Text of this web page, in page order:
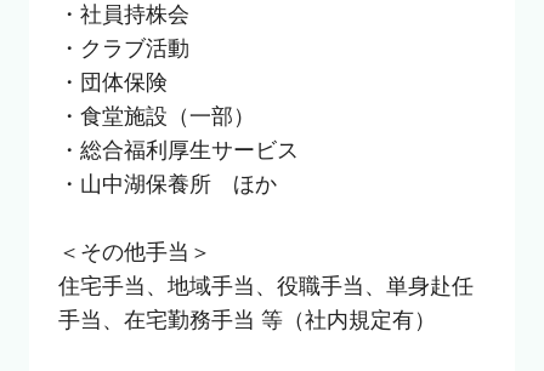
・社員持株会
・クラブ活動
・団体保険
・食堂施設（一部）
・総合福利厚生サービス
・山中湖保養所　ほか
＜その他手当＞
住宅手当、地域手当、役職手当、単身赴任
手当、在宅勤務手当 等（社内規定有）